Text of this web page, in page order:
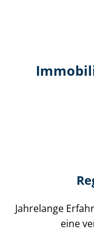
Jahrelange
eine